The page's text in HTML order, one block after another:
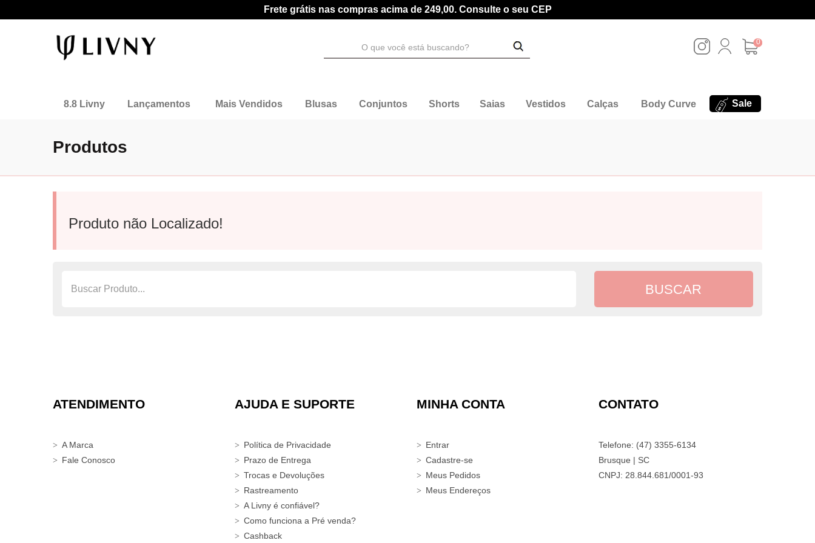
Frete grátis nas compras acima de 249,00. Consulte o seu CEP
0
8.8 Livny Lançamentos Mais Vendidos Blusas Conjuntos Shorts Saias Vestidos Calças Body Curve Sale
Produtos
Produto não Localizado!
ATENDIMENTO
A Marca
Fale Conosco
AJUDA E SUPORTE
Política de Privacidade
Prazo de Entrega
Trocas e Devoluções
Rastreamento
A Livny é confiável?
Como funciona a Pré venda?
Cashback
MINHA CONTA
Entrar
Cadastre-se
Meus Pedidos
Meus Endereços
CONTATO
Telefone: (47) 3355-6134
Brusque | SC
CNPJ: 28.844.681/0001-93